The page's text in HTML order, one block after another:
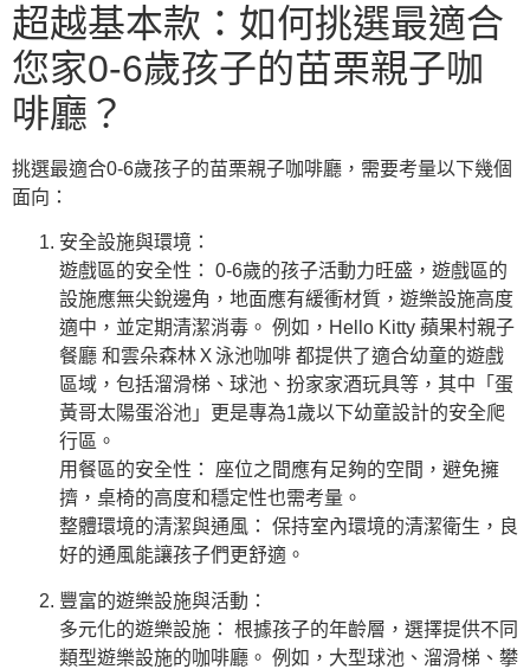
超越基本款：如何挑選最適合
您家0-6歲孩子的苗栗親子咖
啡廳？
挑選最適合0-6歲孩子的苗栗親子咖啡廳，需要考量以下幾個
面向：
安全設施與環境：
遊戲區的安全性： 0-6歲的孩子活動力旺盛，遊戲區的
設施應無尖銳邊角，地面應有緩衝材質，遊樂設施高度
適中，並定期清潔消毒。 例如，Hello Kitty 蘋果村親子
餐廳 和雲朵森林Ｘ泳池咖啡 都提供了適合幼童的遊戲
區域，包括溜滑梯、球池、扮家家酒玩具等，其中「蛋
黃哥太陽蛋浴池」更是專為1歲以下幼童設計的安全爬
行區。
用餐區的安全性： 座位之間應有足夠的空間，避免擁
擠，桌椅的高度和穩定性也需考量。
整體環境的清潔與通風： 保持室內環境的清潔衛生，良
好的通風能讓孩子們更舒適。
豐富的遊樂設施與活動：
多元化的遊樂設施： 根據孩子的年齡層，選擇提供不同
類型遊樂設施的咖啡廳。 例如，大型球池、溜滑梯、攀